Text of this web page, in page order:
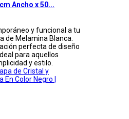
Ancho x 50...
y funcional a tu
de Melamina Blanca.
perfecta de diseño
para aquellos
y estilo.